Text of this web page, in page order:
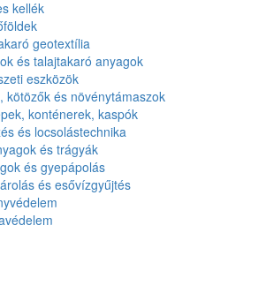
kellék
geotextília
és talajtakaró anyagok
eszközök
kötözők és növénytámaszok
konténerek, kaspók
és locsolástechnika
és trágyák
és gyepápolás
és esővízgyűjtés